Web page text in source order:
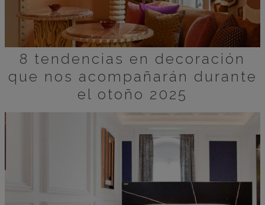
8 tendencias en decoración
que nos acompañarán durante
el otoño 2025